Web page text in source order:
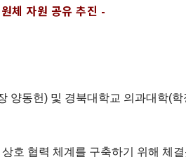
체 자원 공유 추진 -
양동헌) 및 경북대학교 의과대학(
호 협력 체계를 구축하기 위해 체